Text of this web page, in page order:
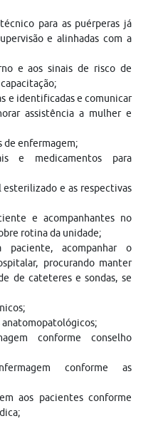
para as puérperas já
e alinhadas com a
e aos sinais de risco de
e identificadas e comunicar
assistência a mulher e
de enfermagem;
e medicamentos para
e as respectivas
e acompanhantes no
rotina da unidade;
paciente, acompanhar o
procurando manter
de cateteres e sondas, se
conforme conselho
conforme as
aos pacientes conforme